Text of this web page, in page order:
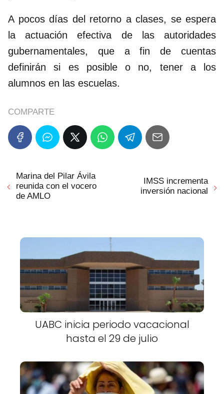
A pocos días del retorno a clases, se espera
la actuación efectiva de las autoridades
gubernamentales, que a fin de cuentas
definirán si es posible o no, tener a los
alumnos en las escuelas.
COMPARTE
Marina del Pilar Ávila
reunida con el vocero
de AMLO
IMSS incrementa
inversión nacional
UABC inicia periodo vacacional
hasta el 29 de julio